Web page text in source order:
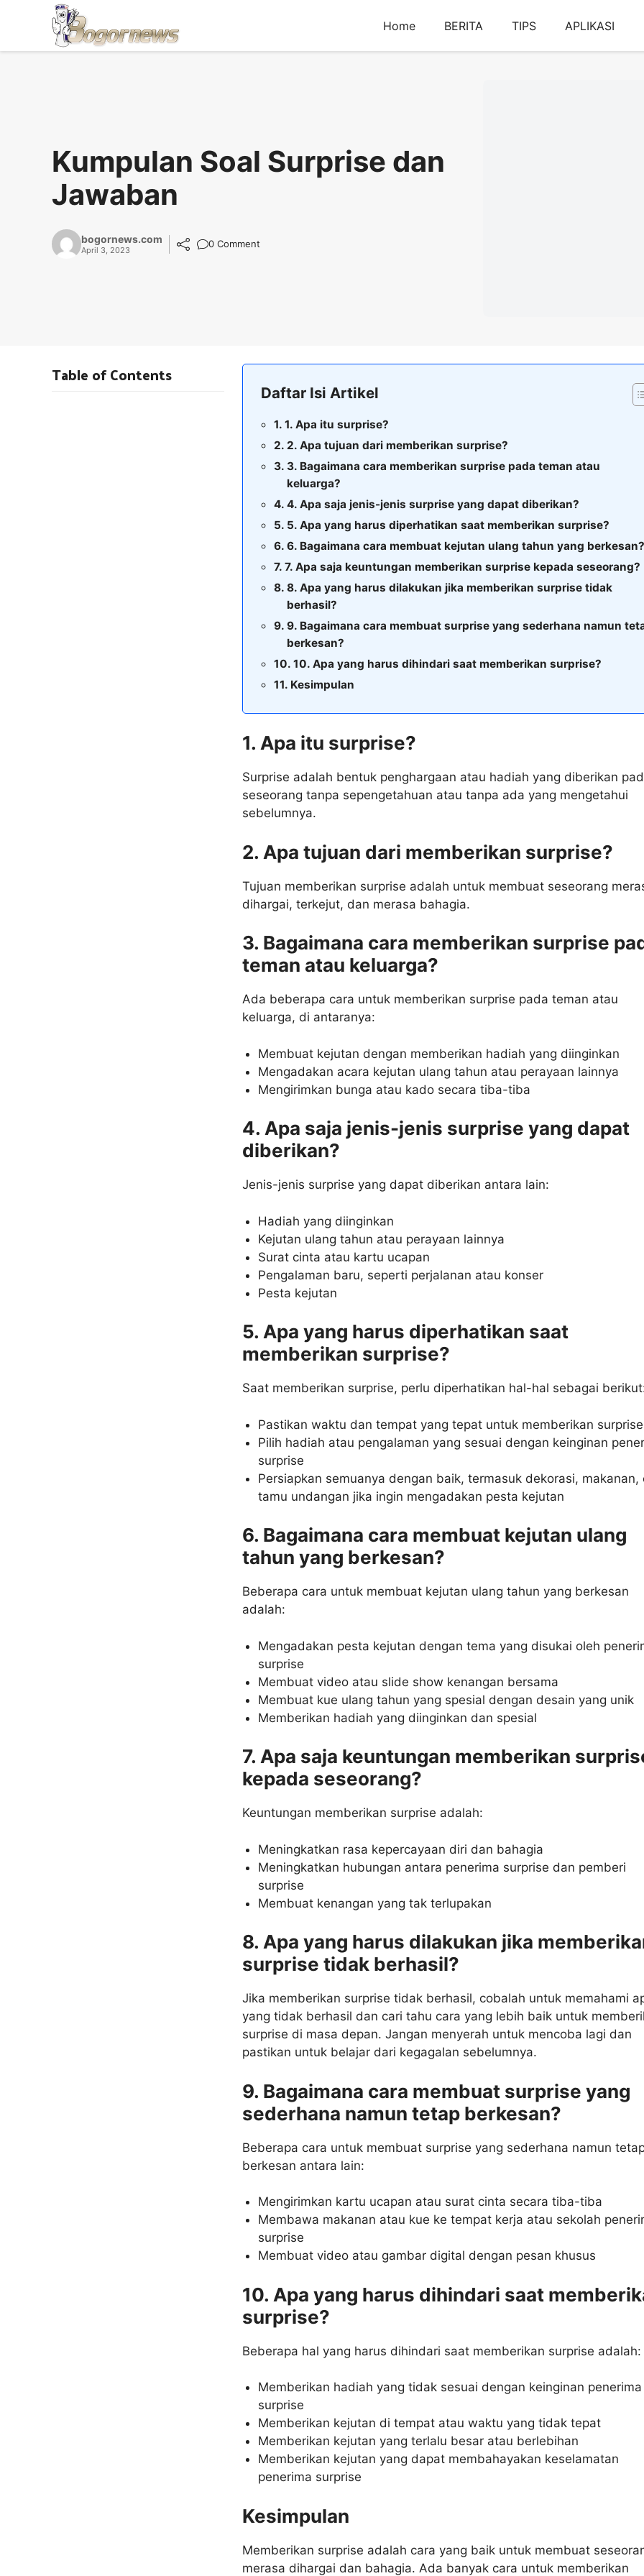
Home BERITA TIPS APLIKASI
Kumpulan Soal Surprise dan
Jawaban
bogornews.com
April 3, 2023
0 Comment
Daftar Isi Artikel
1. Apa itu surprise?
2. Apa tujuan dari memberikan surprise?
3. Bagaimana cara memberikan surprise pada teman atau
keluarga?
4. Apa saja jenis-jenis surprise yang dapat diberikan?
5. Apa yang harus diperhatikan saat memberikan surprise?
6. Bagaimana cara membuat kejutan ulang tahun yang berkesan?
7. Apa saja keuntungan memberikan surprise kepada seseorang?
8. Apa yang harus dilakukan jika memberikan surprise tidak
berhasil?
9. Bagaimana cara membuat surprise yang sederhana namun
berkesan?
10. Apa yang harus dihindari saat memberikan surprise?
Kesimpulan
1. Apa itu surprise?
Surprise adalah bentuk penghargaan atau hadiah yang diberikan
seseorang tanpa sepengetahuan atau tanpa ada yang mengetahui
sebelumnya.
2. Apa tujuan dari memberikan surprise?
Tujuan memberikan surprise adalah untuk membuat seseorang
dihargai, terkejut, dan merasa bahagia.
3. Bagaimana cara memberikan surprise
teman atau keluarga?
Ada beberapa cara untuk memberikan surprise pada teman atau
keluarga, di antaranya:
Membuat kejutan dengan memberikan hadiah yang diinginkan
Mengadakan acara kejutan ulang tahun atau perayaan lainnya
Mengirimkan bunga atau kado secara tiba-tiba
4. Apa saja jenis-jenis surprise yang dapat
diberikan?
Jenis-jenis surprise yang dapat diberikan antara lain:
Hadiah yang diinginkan
Kejutan ulang tahun atau perayaan lainnya
Surat cinta atau kartu ucapan
Pengalaman baru, seperti perjalanan atau konser
Pesta kejutan
5. Apa yang harus diperhatikan saat
memberikan surprise?
Saat memberikan surprise, perlu diperhatikan hal-hal sebagai
Pastikan waktu dan tempat yang tepat untuk memberikan surprise
Pilih hadiah atau pengalaman yang sesuai dengan keinginan
surprise
Persiapkan semuanya dengan baik, termasuk dekorasi, makanan,
tamu undangan jika ingin mengadakan pesta kejutan
6. Bagaimana cara membuat kejutan ulang
tahun yang berkesan?
Beberapa cara untuk membuat kejutan ulang tahun yang berkesan
adalah:
Mengadakan pesta kejutan dengan tema yang disukai oleh
surprise
Membuat video atau slide show kenangan bersama
Membuat kue ulang tahun yang spesial dengan desain yang unik
Memberikan hadiah yang diinginkan dan spesial
7. Apa saja keuntungan memberikan
kepada seseorang?
Keuntungan memberikan surprise adalah:
Meningkatkan rasa kepercayaan diri dan bahagia
Meningkatkan hubungan antara penerima surprise dan pemberi
surprise
Membuat kenangan yang tak terlupakan
8. Apa yang harus dilakukan jika
surprise tidak berhasil?
Jika memberikan surprise tidak berhasil, cobalah untuk memahami
yang tidak berhasil dan cari tahu cara yang lebih baik untuk
surprise di masa depan. Jangan menyerah untuk mencoba lagi dan
pastikan untuk belajar dari kegagalan sebelumnya.
9. Bagaimana cara membuat surprise yang
sederhana namun tetap berkesan?
Beberapa cara untuk membuat surprise yang sederhana namun
berkesan antara lain:
Mengirimkan kartu ucapan atau surat cinta secara tiba-tiba
Membawa makanan atau kue ke tempat kerja atau sekolah
surprise
Membuat video atau gambar digital dengan pesan khusus
10. Apa yang harus dihindari saat
surprise?
Beberapa hal yang harus dihindari saat memberikan surprise adalah:
Memberikan hadiah yang tidak sesuai dengan keinginan penerima
surprise
Memberikan kejutan di tempat atau waktu yang tidak tepat
Memberikan kejutan yang terlalu besar atau berlebihan
Memberikan kejutan yang dapat membahayakan keselamatan
penerima surprise
Kesimpulan
Memberikan surprise adalah cara yang baik untuk membuat
merasa dihargai dan bahagia. Ada banyak cara untuk memberikan
Table of Contents